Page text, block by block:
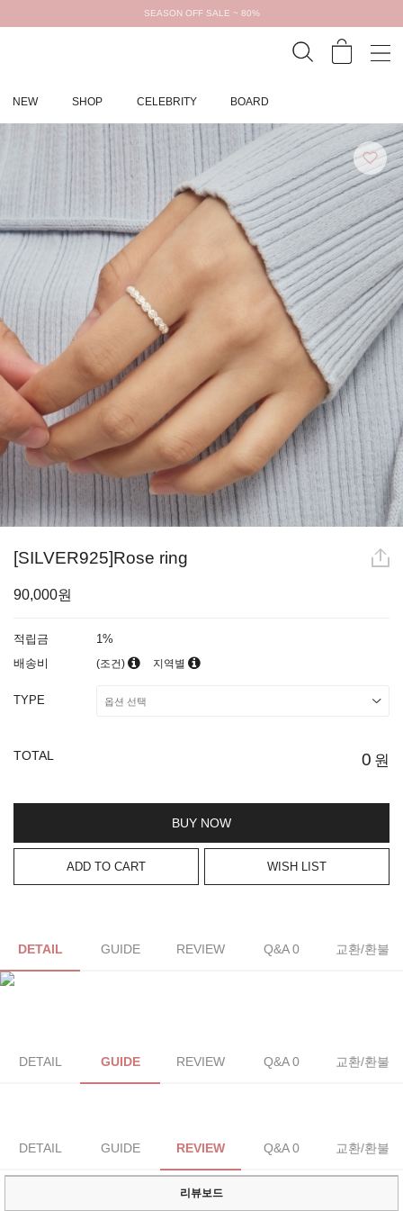
SEASON OFF SALE ~ 80%
NEW SHOP CELEBRITY BOARD
[SILVER925]Rose ring
90,000원
적립금
1%
배송비
(조건) 지역별
TYPE
TOTAL 0 원
BUY NOW
ADD TO CART WISH LIST
DETAIL GUIDE REVIEW Q&A 0 교환/환불
DETAIL GUIDE REVIEW Q&A 0 교환/환불
DETAIL GUIDE REVIEW Q&A 0 교환/환불
리뷰보드